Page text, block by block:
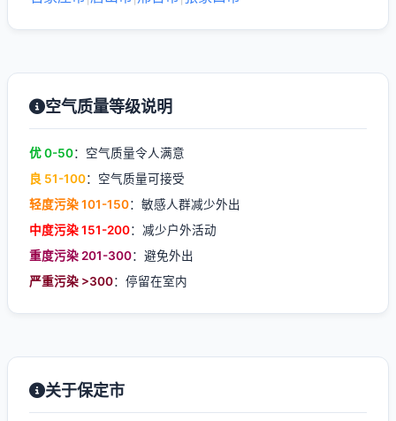
空气质量等级说明
优 0-50：空气质量令人满意
良 51-100：空气质量可接受
轻度污染 101-150：敏感人群减少外出
中度污染 151-200：减少户外活动
重度污染 201-300：避免外出
严重污染 >300：停留在室内
关于保定市